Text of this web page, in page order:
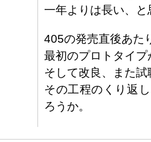
一年よりは長い、
405の発売直後あた
最初のプロトタイ
そして改良、また試
その工程のくり返
ろうか。